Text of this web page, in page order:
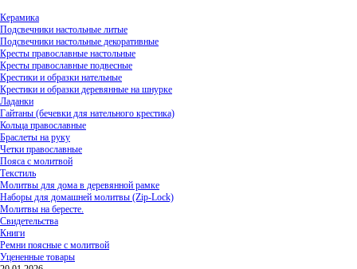
Керамика
Подсвечники настольные литые
Подсвечники настольные декоративные
Кресты православные настольные
Кресты православные подвесные
Крестики и образки нательные
Крестики и образки деревянные на шнурке
Ладанки
Гайтаны (бечевки для нательного крестика)
Кольца православные
Браслеты на руку
Четки православные
Пояса с молитвой
Текстиль
Молитвы для дома в деревянной рамке
Наборы для домашней молитвы (Zip-Lock)
Молитвы на бересте.
Свидетельства
Книги
Ремни поясные с молитвой
Уцененные товары